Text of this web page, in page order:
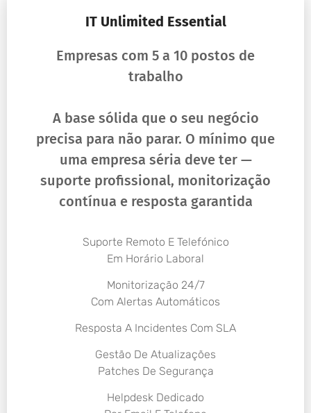
IT Unlimited Essential
Empresas com 5 a 10 postos de
trabalho
A base sólida que o seu negócio
precisa para não parar. O mínimo que
uma empresa séria deve ter —
suporte profissional, monitorização
contínua e resposta garantida
Suporte Remoto E Telefónico
Em Horário Laboral
Monitorização 24/7
Com Alertas Automáticos
Resposta A Incidentes Com SLA
Gestão De Atualizações
Patches De Segurança
Helpdesk Dedicado